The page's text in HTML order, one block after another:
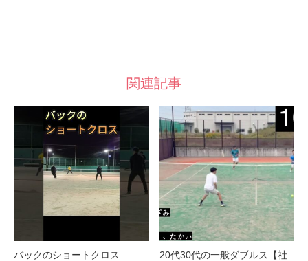
関連記事
バックのショートクロス
20代30代の一般ダブルス【社